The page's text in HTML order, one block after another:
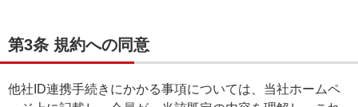
第3条 規約への同意
他社ID連携手続きにかかる事項については、当社ホームペ